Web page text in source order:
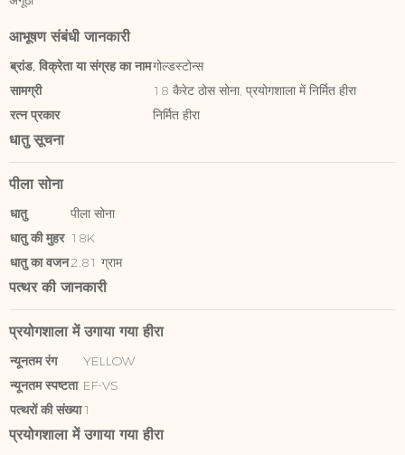
आभूषण संबंधी जानकारी
ब्रांड, विक्रेता या संग्रह का नामगोल्डस्टोन्स
सामग्री
18 कैरेट ठोस सोना, प्रयोगशाला में निर्मित हीरा
रत्न प्रकार
निर्मित हीरा
धातु सूचना
पीला सोना
धातु
पीला सोना
धातु की मुहर 18K
धातु का वजन2.81 ग्राम
पत्थर की जानकारी
प्रयोगशाला में उगाया गया हीरा
न्यूनतम रंग
YELLOW
न्यूनतम स्पष्टता EF-VS
पत्थरों की संख्या1
प्रयोगशाला में उगाया गया हीरा